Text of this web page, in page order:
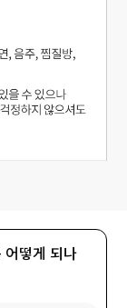
어떻게 되나